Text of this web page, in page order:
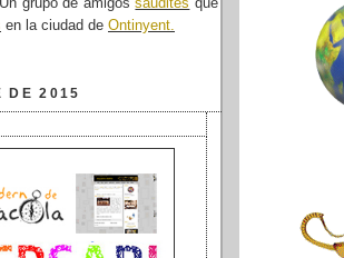
en la ciudad de Ontinyent.
DE 2015